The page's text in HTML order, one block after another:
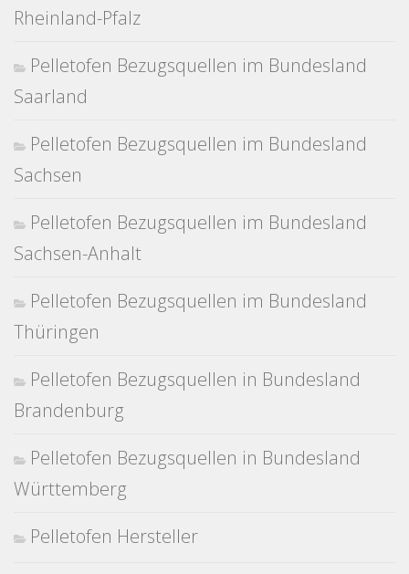
Rheinland-Pfalz
Pelletofen Bezugsquellen im Bundesland
Saarland
Pelletofen Bezugsquellen im Bundesland
Sachsen
Pelletofen Bezugsquellen im Bundesland
Sachsen-Anhalt
Pelletofen Bezugsquellen im Bundesland
Thüringen
Pelletofen Bezugsquellen in Bundesland
Brandenburg
Pelletofen Bezugsquellen in Bundesland
Württemberg
Pelletofen Hersteller